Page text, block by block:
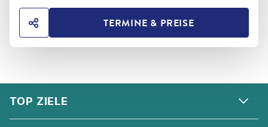
HOTEL TEILENTERMINE & PREISE
TOP ZIELE